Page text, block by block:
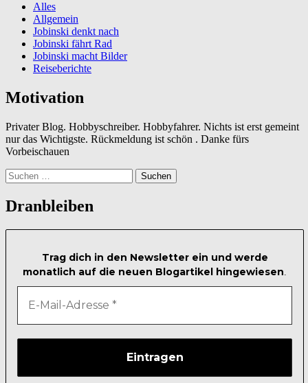
Alles
Allgemein
Jobinski denkt nach
Jobinski fährt Rad
Jobinski macht Bilder
Reiseberichte
Motivation
Privater Blog. Hobbyschreiber. Hobbyfahrer. Nichts ist erst gemeint
nur das Wichtigste. Rückmeldung ist schön . Danke fürs
Vorbeischauen
Suchen
nach:
Dranbleiben
Trag dich in den Newsletter ein und werde
monatlich auf die neuen Blogartikel hingewiesen.